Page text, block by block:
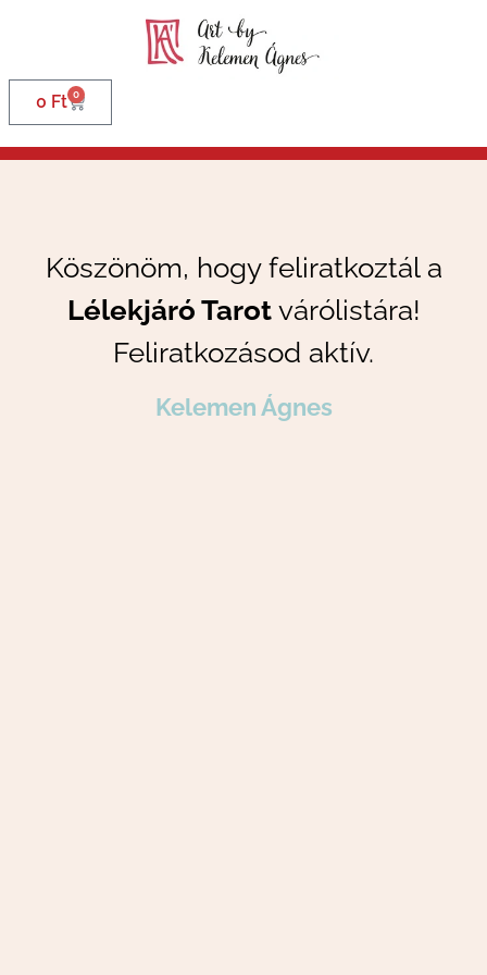
0 Ft 0
Köszönöm, hogy feliratkoztál a
Lélekjáró Tarotvárólistára!
Feliratkozásod aktív.
Kelemen Ágnes